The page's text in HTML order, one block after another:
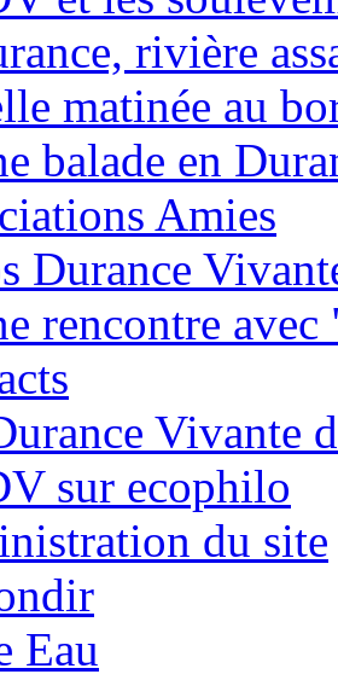
rivière
matinée au
balade en
Amies
Durance
rencontre
Vivante
sur ecophilo
du site
Eau